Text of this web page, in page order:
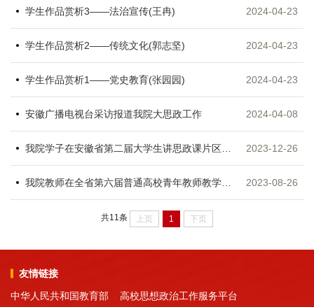
学生作品赏析3——法治宣传(王冉) 2024-04-23
学生作品赏析2——传统文化(郭志坚) 2024-04-23
学生作品赏析1——党史教育(张园园) 2024-04-23
安徽广播电视台采访报道我院大思政工作 2024-04-08
我院学子在安徽省第二届大学生讲思政课片区赛中喜获佳绩 2023-12-26
我院教师在全省第六届普通高校青年教师教学竞赛中获得佳绩 2023-08-26
共11条 上页 1 下页
友情链接
中华人民共和国教育部
高校思想政治工作服务平台